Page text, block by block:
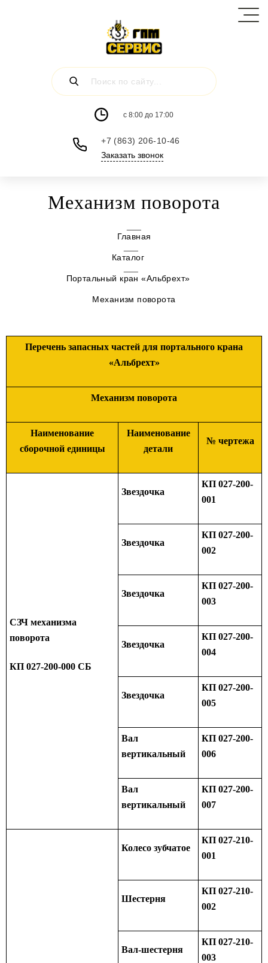
c 8:00 до 17:00
+7 (863) 206-10-46
Заказать звонок
Механизм поворота
Главная
Каталог
Портальный кран «Альбрехт»
Механизм поворота
Перечень запасных частей для портального крана
«Альбрехт»
Механизм поворота
Наименование
сборочной единицы
Наименование
детали
№ чертежа
СЗЧ механизма
поворота
КП 027-200-000 СБ
Звездочка
КП 027-200-
001
Звездочка
КП 027-200-
002
Звездочка
КП 027-200-
003
Звездочка
КП 027-200-
004
Звездочка
КП 027-200-
005
Вал
вертикальный
КП 027-200-
006
Вал
вертикальный
КП 027-200-
007
Колесо зубчатое
КП 027-210-
001
Шестерня
КП 027-210-
002
Вал-шестерня
КП 027-210-
003